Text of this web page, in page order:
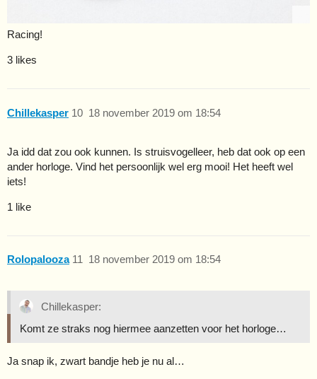
Racing!
3 likes
Chillekasper 18 november 2019 om 18:54
10
Ja idd dat zou ook kunnen. Is struisvogelleer, heb dat ook op een
ander horloge. Vind het persoonlijk wel erg mooi! Het heeft wel
iets!
1 like
Rolopalooza 18 november 2019 om 18:54
11
Chillekasper:
Komt ze straks nog hiermee aanzetten voor het horloge…
Ja snap ik, zwart bandje heb je nu al…